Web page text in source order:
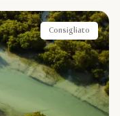
Consigliato